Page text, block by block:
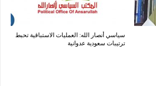
سياسي أنصار الله: العمليات الاستباقية تحبط
ترتيبات سعودية عدوانية